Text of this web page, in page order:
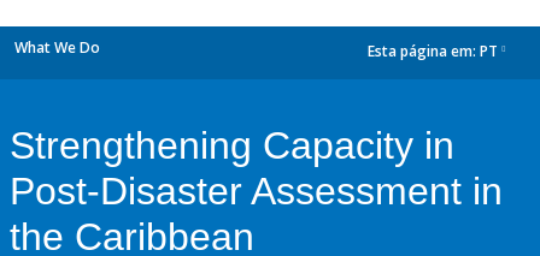
What We Do Esta página em: PT
Strengthening Capacity in
Post-Disaster Assessment in
the Caribbean